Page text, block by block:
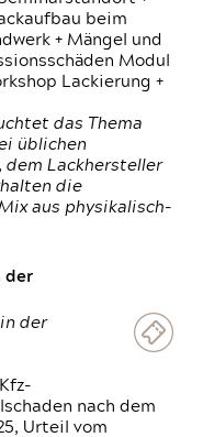
beim
+ Mängel und
Modul
Lackierung +
das Thema
üblichen
dem Lackhersteller
die
aus physikalisch-
der
der
nach dem
Urteil vom